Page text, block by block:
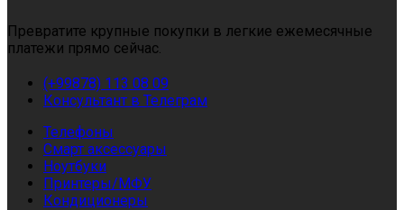
Превратите крупные покупки в легкие ежемесячные
платежи прямо сейчас.
(+99878) 113 08 09
Консультант в Телеграм
Телефоны
Смарт аксессуары
Ноутбуки
Принтеры/МФУ
Кондиционеры